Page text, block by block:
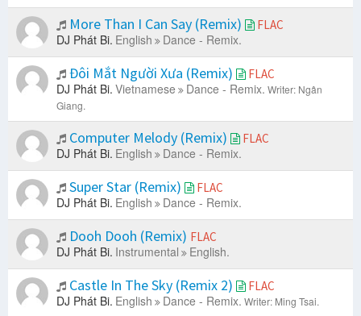
More Than I Can Say (Remix) FLAC
DJ Phát Bi. English Dance - Remix.
Đôi Mắt Người Xưa (Remix) FLAC
DJ Phát Bi. Vietnamese Dance - Remix. Writer: Ngân
Giang.
Computer Melody (Remix) FLAC
DJ Phát Bi. English Dance - Remix.
Super Star (Remix) FLAC
DJ Phát Bi. English Dance - Remix.
Dooh Dooh (Remix) FLAC
DJ Phát Bi. Instrumental English.
Castle In The Sky (Remix 2) FLAC
DJ Phát Bi. English Dance - Remix. Writer: Ming Tsai.